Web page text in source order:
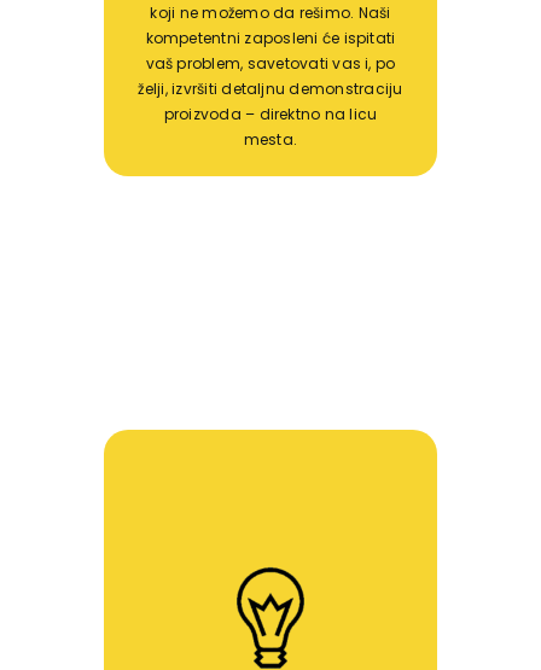
koji ne možemo da rešimo. Naši
kompetentni zaposleni će ispitati
vaš problem, savetovati vas i, po
želji, izvršiti detaljnu demonstraciju
proizvoda – direktno na licu
mesta.